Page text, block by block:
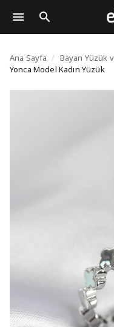
Gümüş
Ana Sayfa / Bayan Yüzük
Yonca Model Kadın Yüzük